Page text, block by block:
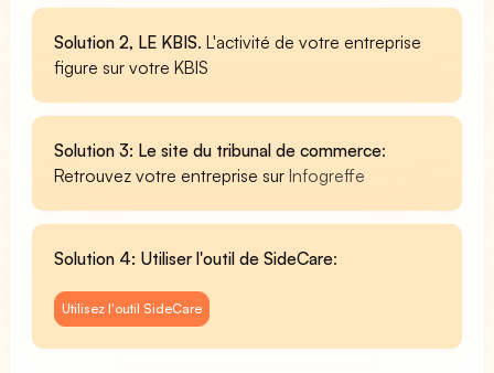
Solution 2, LE KBIS. L'activité de votre entreprise
figure sur votre KBIS
Solution 3: Le site du tribunal de commerce:
Retrouvez votre entreprise surInfogreffe
Solution 4: Utiliser l'outil de SideCare:
Utilisez l'outil SideCare